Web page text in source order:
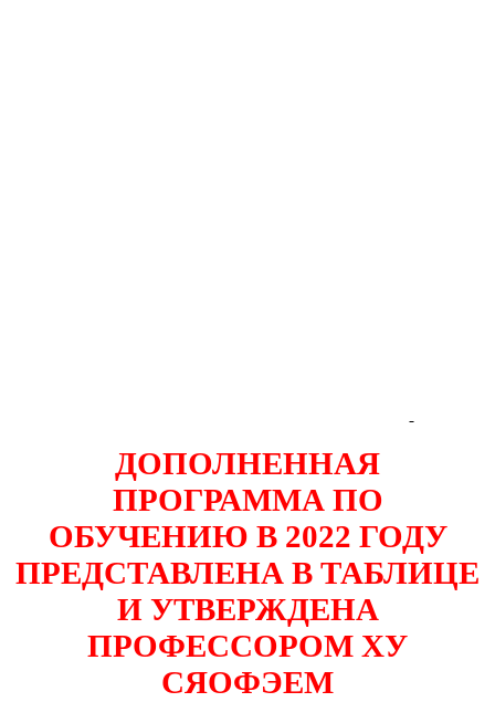
ДОПОЛНЕННАЯ
ПРОГРАММА ПО
ОБУЧЕНИЮ В 2022 ГОДУ
ПРЕДСТАВЛЕНА В ТАБЛИЦЕ
И УТВЕРЖДЕНА
ПРОФЕССОРОМ ХУ
СЯОФЭЕМ